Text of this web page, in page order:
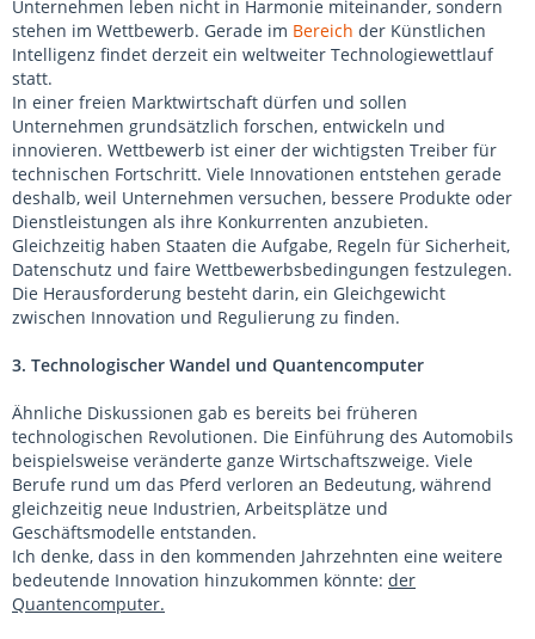
Unternehmen leben nicht in Harmonie miteinander, sondern
stehen im Wettbewerb. Gerade im Bereich der Künstlichen
Intelligenz findet derzeit ein weltweiter Technologiewettlauf
statt.
In einer freien Marktwirtschaft dürfen und sollen
Unternehmen grundsätzlich forschen, entwickeln und
innovieren. Wettbewerb ist einer der wichtigsten Treiber für
technischen Fortschritt. Viele Innovationen entstehen gerade
deshalb, weil Unternehmen versuchen, bessere Produkte oder
Dienstleistungen als ihre Konkurrenten anzubieten.
Gleichzeitig haben Staaten die Aufgabe, Regeln für Sicherheit,
Datenschutz und faire Wettbewerbsbedingungen festzulegen.
Die Herausforderung besteht darin, ein Gleichgewicht
zwischen Innovation und Regulierung zu finden.
3. Technologischer Wandel und Quantencomputer
Ähnliche Diskussionen gab es bereits bei früheren
technologischen Revolutionen. Die Einführung des Automobils
beispielsweise veränderte ganze Wirtschaftszweige. Viele
Berufe rund um das Pferd verloren an Bedeutung, während
gleichzeitig neue Industrien, Arbeitsplätze und
Geschäftsmodelle entstanden.
Ich denke, dass in den kommenden Jahrzehnten eine weitere
bedeutende Innovation hinzukommen könnte: der
Quantencomputer.